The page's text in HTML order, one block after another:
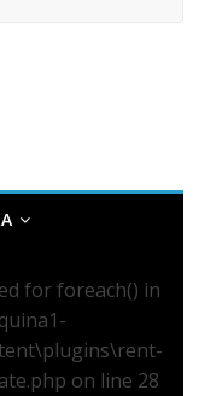
for foreach() in
on line 28